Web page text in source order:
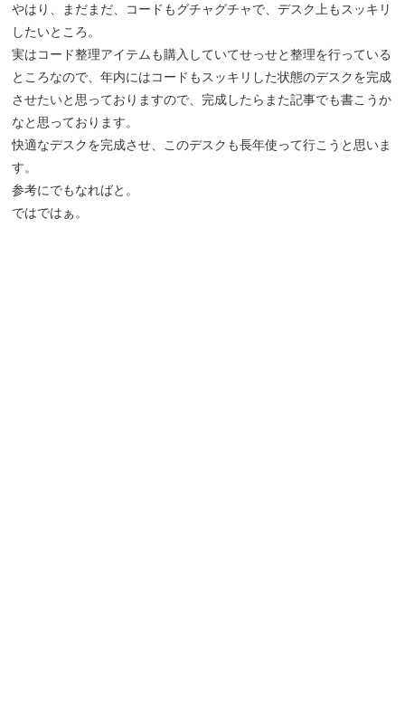
やはり、まだまだ、コードもグチャグチャで、デスク上もスッキリ
したいところ。
実はコード整理アイテムも購入していてせっせと整理を行っている
ところなので、年内にはコードもスッキリした状態のデスクを完成
させたいと思っておりますので、完成したらまた記事でも書こうか
なと思っております。
快適なデスクを完成させ、このデスクも長年使って行こうと思いま
す。
参考にでもなればと。
ではではぁ。